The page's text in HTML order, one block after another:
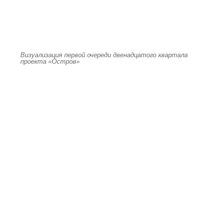
Визуализация первой очереди двенадцатого квартала
проекта «Остров»